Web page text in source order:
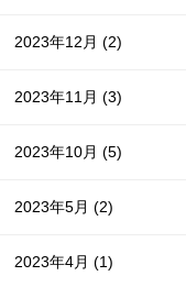
2023年12月(2)
2023年11月(3)
2023年10月(5)
2023年5月(2)
2023年4月(1)